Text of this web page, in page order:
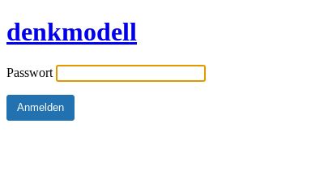
denkmodell
Passwort